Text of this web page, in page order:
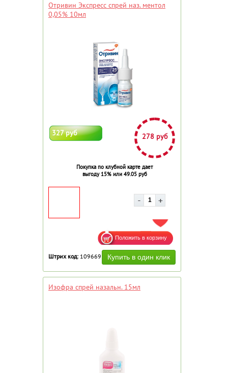
Отривин Экспресс спрей наз. ментол
0,05% 10мл
327 руб 278 руб
Покупка по клубной карте дает
выгоду 15% или 49.05 руб
ДОБАВИТЬ В ИЗБРАННОЕ
Штрих код: 109669
Изофра спрей назальн. 15мл